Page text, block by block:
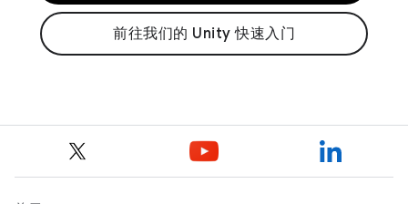
前往我们的 Unity 快速入门